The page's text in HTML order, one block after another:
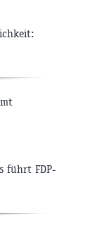
führt FDP-